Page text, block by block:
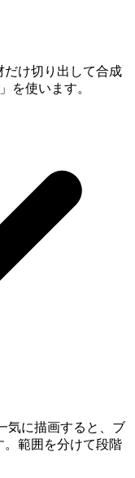
だけ切り出して合成
を使います。
気に描画すると、ブ
。範囲を分けて段階